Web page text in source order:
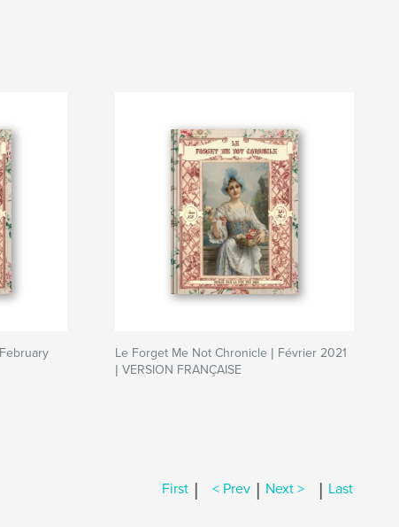
Le Forget Me Not Chronicle | Février 2021
| VERSION FRANÇAISE
First | < Prev | Next > | Last